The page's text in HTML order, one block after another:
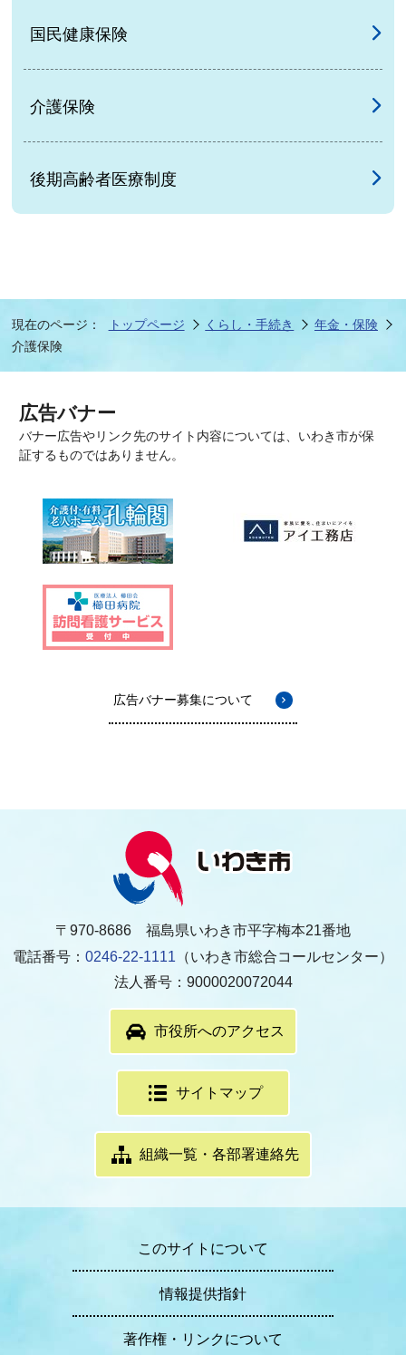
国民健康保険
介護保険
後期高齢者医療制度
現在のページ： トップページ くらし・手続き
年金・保険
介護保険
広告バナー
バナー広告やリンク先のサイト内容については、いわき市が保
証するものではありません。
広告バナー募集について
〒970-8686 福島県いわき市平字梅本21番地
電話番号： 0246-22-1111 （いわき市総合コールセンター）
法人番号：9000020072044
市役所へのアクセス
サイトマップ
組織一覧・各部署連絡先
このサイトについて
情報提供指針
著作権・リンクについて